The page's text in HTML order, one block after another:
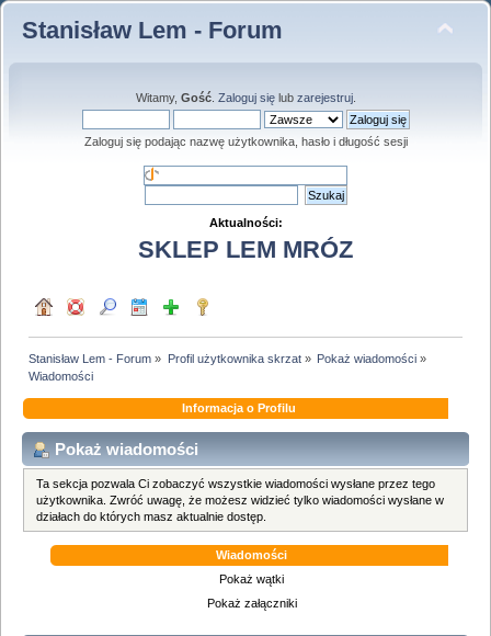
Stanisław Lem - Forum
Witamy, Gość. Zaloguj sięlub zarejestruj.
Zaloguj się podając nazwę użytkownika, hasło i długość sesji
Aktualności:
SKLEP LEM MRÓZ
Stanisław Lem - Forum » Profil użytkownika skrzat» Pokaż wiadomości»
Wiadomości
Informacja o Profilu
Pokaż wiadomości
Ta sekcja pozwala Ci zobaczyć wszystkie wiadomości wysłane przez tego
użytkownika. Zwróć uwagę, że możesz widzieć tylko wiadomości wysłane w
działach do których masz aktualnie dostęp.
Wiadomości
Pokaż wątki
Pokaż załączniki